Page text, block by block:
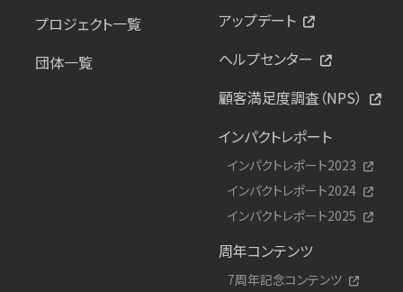
プロジェクト一覧
団体一覧
アップデート
ヘルプセンター
顧客満足度調査（NPS）
インパクトレポート
インパクトレポート2023
インパクトレポート2024
インパクトレポート2025
周年コンテンツ
7周年記念コンテンツ